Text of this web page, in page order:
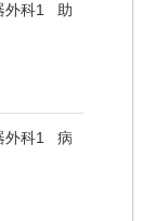
外科1 助
外科1 病